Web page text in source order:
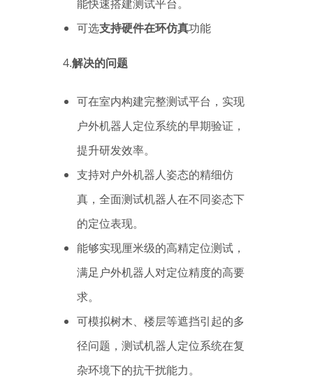
能快速搭建测试平台。
可选支持硬件在环仿真功能
4.解决的问题
可在室内构建完整测试平台，实现
户外机器人定位系统的早期验证，
提升研发效率。
支持对户外机器人姿态的精细仿
真，全面测试机器人在不同姿态下
的定位表现。
能够实现厘米级的高精定位测试，
满足户外机器人对定位精度的高要
求。
可模拟树木、楼层等遮挡引起的多
径问题，测试机器人定位系统在复
杂环境下的抗干扰能力。